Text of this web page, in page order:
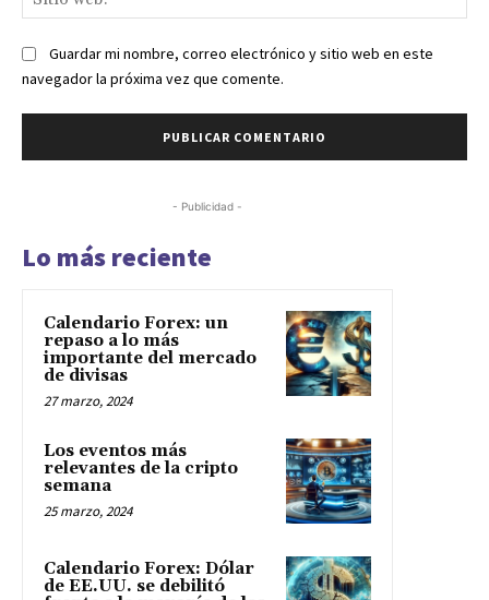
Guardar mi nombre, correo electrónico y sitio web en este
navegador la próxima vez que comente.
- Publicidad -
Lo más reciente
Calendario Forex: un
repaso a lo más
importante del mercado
de divisas
27 marzo, 2024
Los eventos más
relevantes de la cripto
semana
25 marzo, 2024
Calendario Forex: Dólar
de EE.UU. se debilitó